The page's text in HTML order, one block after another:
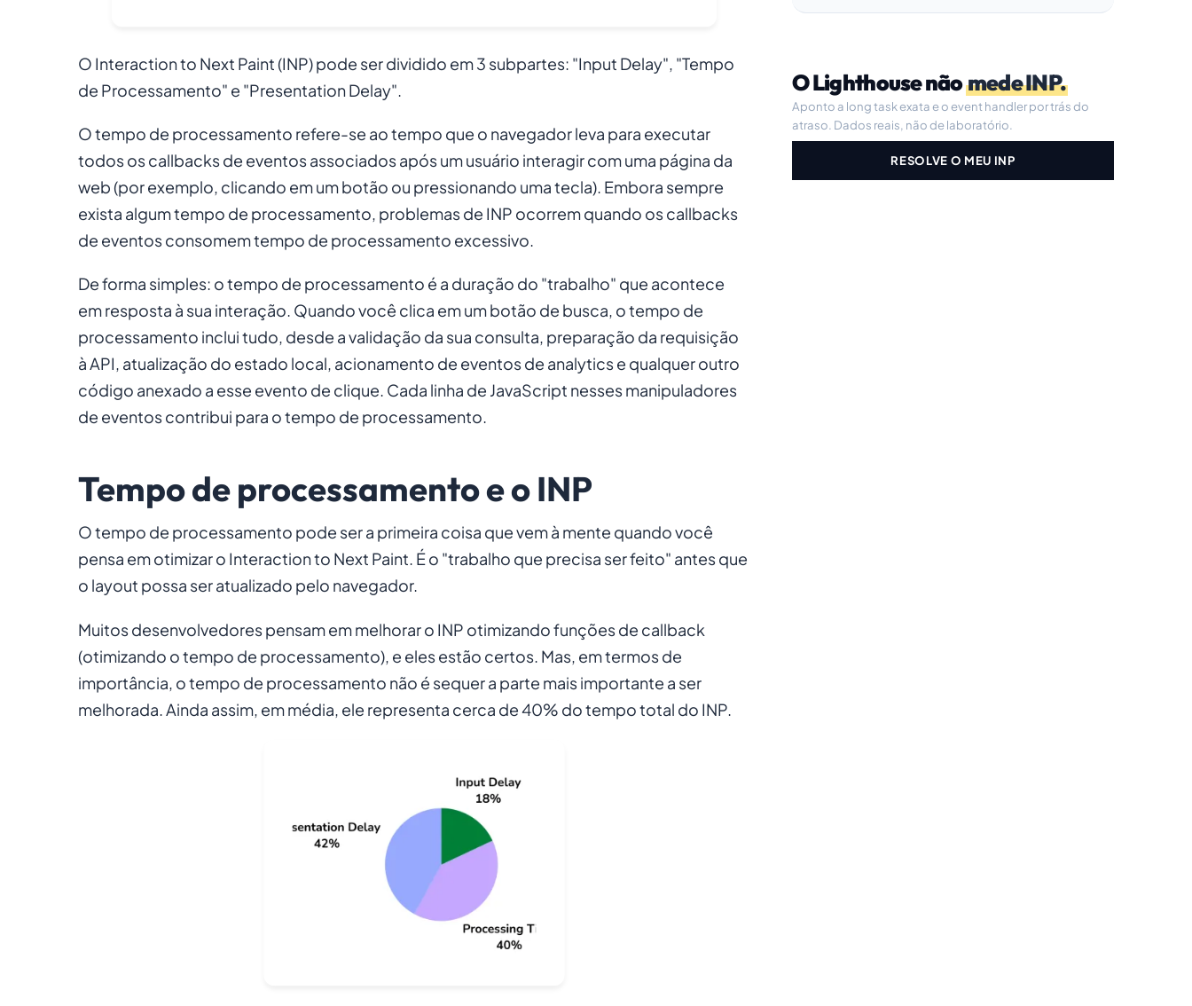
O Interaction to Next Paint (INP) pode ser dividido em 3 subpartes: "Input Delay", "Tempo
de Processamento" e "Presentation Delay".
O tempo de processamento refere-se ao tempo que o navegador leva para executar
todos os callbacks de eventos associados após um usuário interagir com uma página da
web (por exemplo, clicando em um botão ou pressionando uma tecla). Embora sempre
exista algum tempo de processamento, problemas de INP ocorrem quando os callbacks
de eventos consomem tempo de processamento excessivo.
De forma simples: o tempo de processamento é a duração do "trabalho" que acontece
em resposta à sua interação. Quando você clica em um botão de busca, o tempo de
processamento inclui tudo, desde a validação da sua consulta, preparação da requisição
à API, atualização do estado local, acionamento de eventos de analytics e qualquer outro
código anexado a esse evento de clique. Cada linha de JavaScript nesses manipuladores
de eventos contribui para o tempo de processamento.
Tempo de processamento e o INP
O tempo de processamento pode ser a primeira coisa que vem à mente quando você
pensa em otimizar o Interaction to Next Paint. É o "trabalho que precisa ser feito" antes que
o layout possa ser atualizado pelo navegador.
Muitos desenvolvedores pensam em melhorar o INP otimizando funções de callback
(otimizando o tempo de processamento), e eles estão certos. Mas, em termos de
importância, o tempo de processamento não é sequer a parte mais importante a ser
melhorada. Ainda assim, em média, ele representa cerca de 40% do tempo total do INP.
O Lighthouse nãomede INP.
Aponto a long task exata e o event handler por trás do
atraso. Dados reais, não de laboratório.
RESOLVE O MEU INP